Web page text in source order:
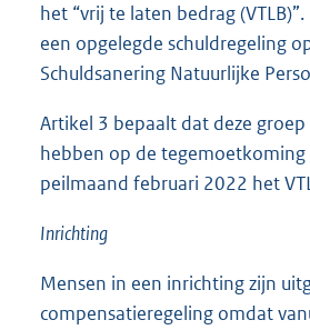
het “vrij te laten bedrag
een opgelegde schuldregeling
Schuldsanering Natuurlijke
Artikel 3 bepaalt dat deze
hebben op de
peilmaand februari 2022 het
Inrichting
Mensen in een inrichting zijn
compensatieregeling omdat